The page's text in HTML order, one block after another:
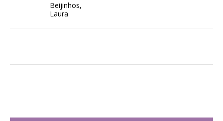
Beijinhos,
Laura